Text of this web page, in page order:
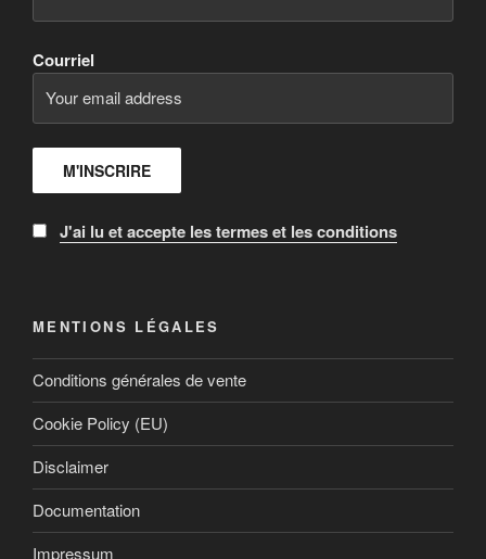
Courriel
J'ai lu et accepte les termes et les conditions
MENTIONS LÉGALES
Conditions générales de vente
Cookie Policy (EU)
Disclaimer
Documentation
Impressum